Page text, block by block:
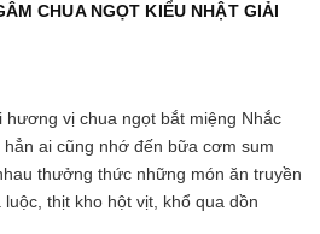
CHUA NGỌT KIỂU NHẬT GIẢI
hương vị chua ngọt bắt miệng Nhắc
ai cũng nhớ đến bữa cơm sum
thưởng thức những món ăn truyền
thịt kho hột vịt, khổ qua dồn